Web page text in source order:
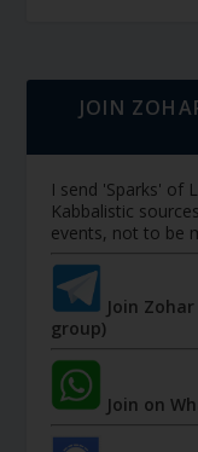
JOIN
I send 'Sparks' of
Kabbalistic
events, not to be
Join
group)
Join on